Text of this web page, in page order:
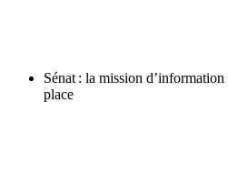
Sénat : la mission
place